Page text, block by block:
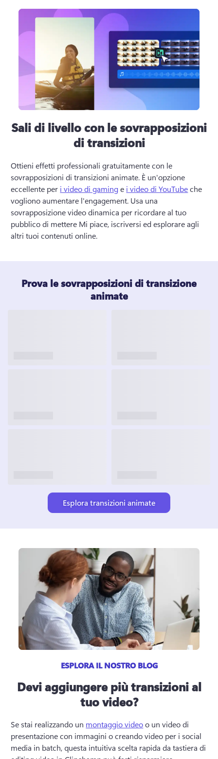
Sali di livello con le sovrapposizioni
di transizioni
Ottieni effetti professionali gratuitamente con le
sovrapposizioni di transizioni animate. È un'opzione
eccellente per i video di gaming e i video di YouTube che
vogliono aumentare l'engagement. Usa una
sovrapposizione video dinamica per ricordare al tuo
pubblico di mettere Mi piace, iscriversi ed esplorare agli
altri tuoi contenuti online.
Prova le sovrapposizioni di transizione
animate
Esplora transizioni animate
ESPLORA IL NOSTRO BLOG
Devi aggiungere più transizioni al
tuo video?
Se stai realizzando un montaggio video o un video di
presentazione con immagini o creando video per i social
media in batch, questa intuitiva scelta rapida da tastiera di